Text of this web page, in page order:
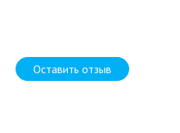
Оставить отзыв